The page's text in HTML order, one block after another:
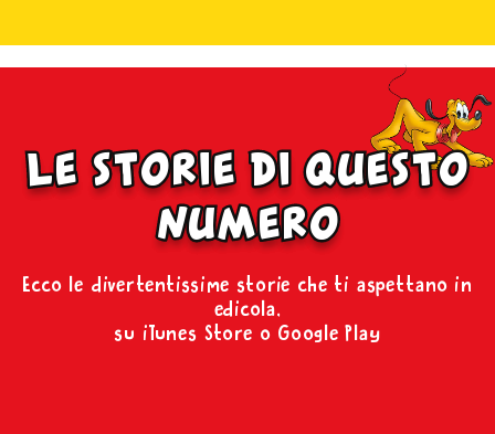
le storie di questo
numero
Ecco le divertentissime storie che ti aspettano in
edicola,
su iTunes Store o Google Play